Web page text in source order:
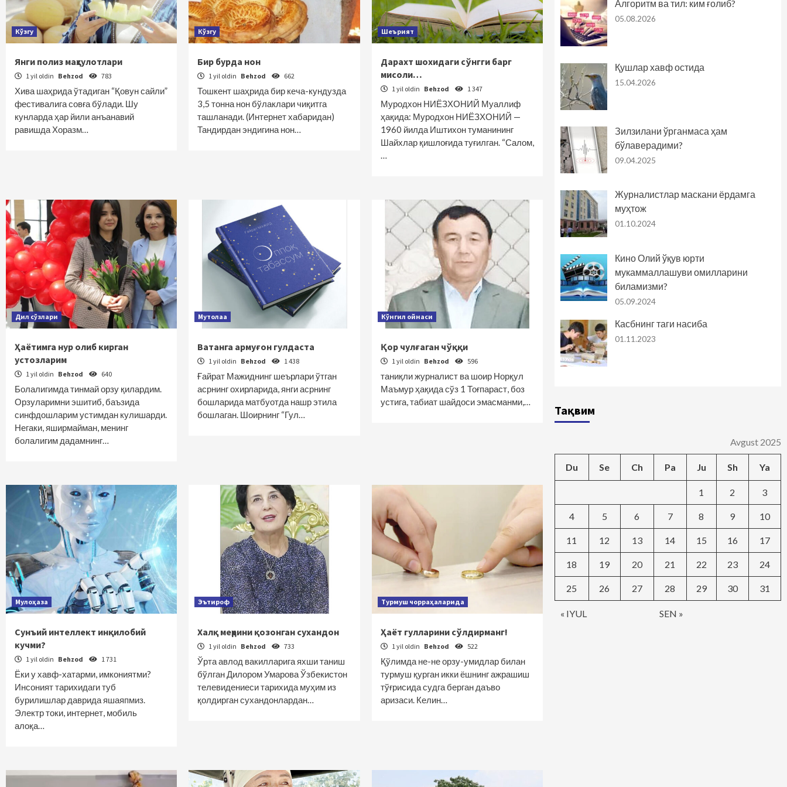
Кўзгу
Янги полиз маҳсулотлари
1 yil oldin Behzod 783
Хива шаҳрида ўтадиган “Қовун сайли”
фестивалига совға бўлади. Шу
кунларда ҳар йили анъанавий
равишда Хоразм…
Кўзгу
Бир бурда нон
1 yil oldin Behzod 662
Тошкент шаҳрида бир кеча-кундузда
3,5 тонна нон бўлаклари чиқитга
ташланади. (Интернет хабаридан)
Тандирдан эндигина нон…
Шеърият
Дарахт шохидаги сўнгги барг
мисоли…
1 yil oldin Behzod 1 347
Муродхон НИЁЗХОНИЙ Муаллиф
ҳақида: Муродхон НИЁЗХОНИЙ —
1960 йилда Иштихон туманининг
Шайхлар қишлоғида туғилган. “Салом,
…
Дил сўзлари
Ҳаётимга нур олиб кирган
устозларим
1 yil oldin Behzod 640
Болалигимда тинмай орзу қилардим.
Орзуларимни эшитиб, баъзида
синфдошларим устимдан кулишарди.
Негаки, яширмайман, менинг
болалигим дадамнинг…
Мутолаа
Ватанга армуғон гулдаста
1 yil oldin Behzod 1 438
Ғайрат Мажиднинг шеърлари ўтган
асрнинг охирларида, янги асрнинг
бошларида матбуотда нашр этила
бошлаган. Шоирнинг “Гул…
Кўнгил ойнаси
Қор чулғаган чўққи
1 yil oldin Behzod 596
таниқли журналист ва шоир Норқул
Маъмур ҳақида сўз 1 Тоғпараст, боз
устига, табиат шайдоси эмасманми,…
Мулоҳаза
Сунъий интеллект инқилобий
кучми?
1 yil oldin Behzod 1 731
Ёки у хавф-хатарми, имкониятми?
Инсоният тарихидаги туб
бурилишлар даврида яшаяпмиз.
Электр токи, интернет, мобиль
алоқа…
Эътироф
Халқ меҳрини қозонган сухандон
1 yil oldin Behzod 733
Ўрта авлод вакилларига яхши таниш
бўлган Дилором Умарова Ўзбекистон
телевидениеси тарихида муҳим из
қолдирган сухандонлардан…
Турмуш чорраҳаларида
Ҳаёт гулларини сўлдирманг!
1 yil oldin Behzod 522
Қўлимда не-не орзу-умидлар билан
турмуш қурган икки ёшнинг ажрашиш
тўғрисида судга берган даъво
аризаси. Келин…
Алгоритм ва тил: ким ғолиб?
05.08.2026
Қушлар хавф остида
15.04.2026
Зилзилани ўрганмаса ҳам
бўлаверадими?
09.04.2025
Журналистлар маскани ёрдамга
муҳтож
01.10.2024
Кино Олий ўқув юрти
мукаммаллашуви омилларини
биламизми?
05.09.2024
Касбнинг таги насиба
01.11.2023
Тақвим
Avgust 2025
Du Se Ch Pa Ju Sh Ya
« IYUL SEN »
1 2 3
4 5 6 7 8 9 10
11 12 13 14 15 16 17
18 19 20 21 22 23 24
25 26 27 28 29 30 31